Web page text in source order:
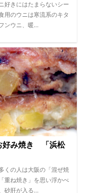
好きにはたまらないシー
用のウニは寒流系のキタ
ンウニ、暖…
好み焼き 「浜松
くの人は大阪の「混ぜ焼
重ね焼き」を思い浮かべ
砂肝が入る…